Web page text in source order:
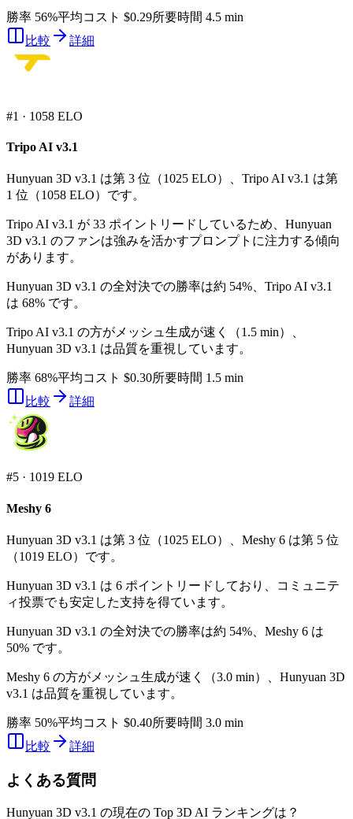
勝率 56%平均コスト $0.29所要時間 4.5 min
比較
詳細
#1 · 1058 ELO
Tripo AI v3.1
Hunyuan 3D v3.1 は第 3 位（1025 ELO）、Tripo AI v3.1 は第
1 位（1058 ELO）です。
Tripo AI v3.1 が 33 ポイントリードしているため、Hunyuan
3D v3.1 のファンは強みを活かすプロンプトに注力する傾向
があります。
Hunyuan 3D v3.1 の全対決での勝率は約 54%、Tripo AI v3.1
は 68% です。
Tripo AI v3.1 の方がメッシュ生成が速く（1.5 min）、
Hunyuan 3D v3.1 は品質を重視しています。
勝率 68%平均コスト $0.30所要時間 1.5 min
比較
詳細
#5 · 1019 ELO
Meshy 6
Hunyuan 3D v3.1 は第 3 位（1025 ELO）、Meshy 6 は第 5 位
（1019 ELO）です。
Hunyuan 3D v3.1 は 6 ポイントリードしており、コミュニテ
ィ投票でも安定した支持を得ています。
Hunyuan 3D v3.1 の全対決での勝率は約 54%、Meshy 6 は
50% です。
Meshy 6 の方がメッシュ生成が速く（3.0 min）、Hunyuan 3D
v3.1 は品質を重視しています。
勝率 50%平均コスト $0.40所要時間 3.0 min
比較
詳細
よくある質問
Hunyuan 3D v3.1 の現在の Top 3D AI ランキングは？